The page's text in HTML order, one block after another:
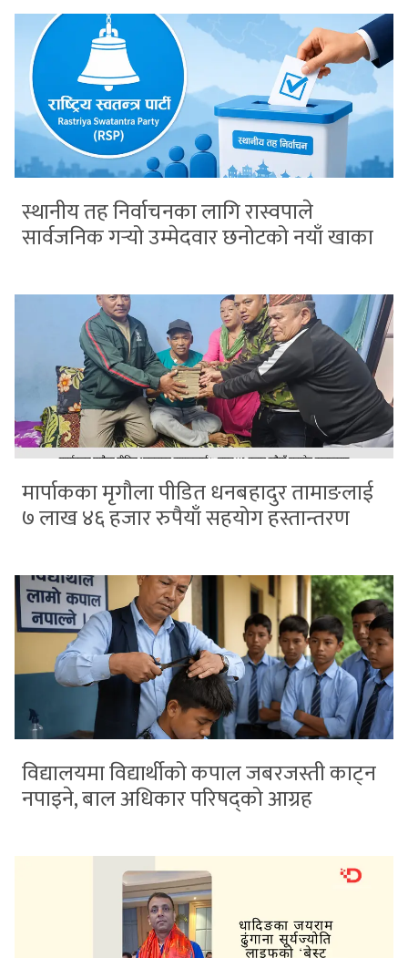
स्थानीय तह निर्वाचनका लागि रास्वपाले
सार्वजनिक गर्‍यो उम्मेदवार छनोटको नयाँ खाका
मार्पाकका मृगौला पीडित धनबहादुर तामाङलाई
७ लाख ४६ हजार रुपैयाँ सहयोग हस्तान्तरण
विद्यालयमा विद्यार्थीको कपाल जबरजस्ती काट्न
नपाइने, बाल अधिकार परिषद्को आग्रह